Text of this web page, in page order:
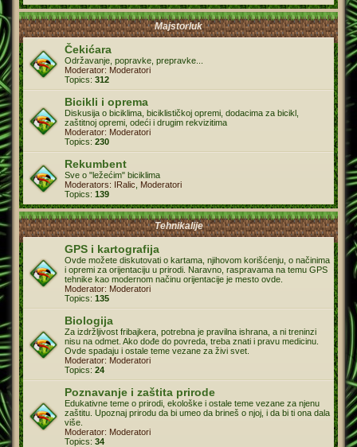
Majstorluk
Čekićara
Održavanje, popravke, prepravke...
Moderator: Moderatori
Topics: 312
Bicikli i oprema
Diskusija o biciklima, biciklističkoj opremi, dodacima za bicikl,
zaštitnoj opremi, odeći i drugim rekvizitima
Moderator: Moderatori
Topics: 230
Rekumbent
Sve o "ležećim" biciklima
Moderators: IRalic
Moderatori
Topics: 139
Tehnikalije
GPS i kartografija
Ovde možete diskutovati o kartama, njihovom korišćenju, o načinima
i opremi za orijentaciju u prirodi. Naravno, raspravama na temu GPS
tehnike kao modernom načinu orijentacije je mesto ovde.
Moderator: Moderatori
Topics: 135
Biologija
Za izdržljivost fribajkera, potrebna je pravilna ishrana, a ni treninzi
nisu na odmet. Ako dođe do povreda, treba znati i pravu medicinu.
Ovde spadaju i ostale teme vezane za živi svet.
Moderator: Moderatori
Topics: 24
Poznavanje i zaštita prirode
Edukativne teme o prirodi, ekološke i ostale teme vezane za njenu
zaštitu. Upoznaj prirodu da bi umeo da brineš o njoj, i da bi ti ona dala
više.
Moderator: Moderatori
Topics: 34